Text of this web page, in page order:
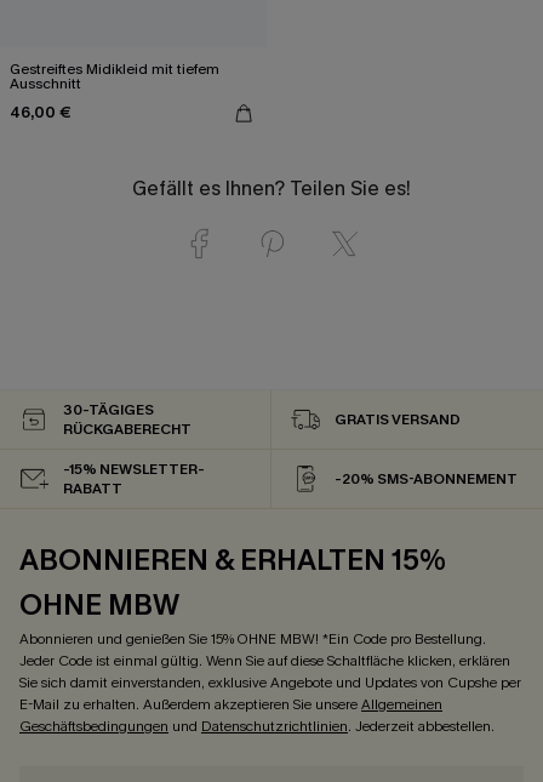
Gestreiftes Midikleid mit tiefem
Ausschnitt
46,00 €
Gefällt es Ihnen? Teilen Sie es!
30-TÄGIGES
RÜCKGABERECHT
GRATIS VERSAND
-15% NEWSLETTER-
RABATT
-20% SMS-ABONNEMENT
ABONNIEREN & ERHALTEN 15%
OHNE MBW
Abonnieren und genießen Sie 15% OHNE MBW! *Ein Code pro Bestellung.
Jeder Code ist einmal gültig. Wenn Sie auf diese Schaltfläche klicken, erklären
Sie sich damit einverstanden, exklusive Angebote und Updates von Cupshe per
E-Mail zu erhalten. Außerdem akzeptieren Sie unsereAllgemeinen
Geschäftsbedingungen und Datenschutzrichtlinien. Jederzeit abbestellen.